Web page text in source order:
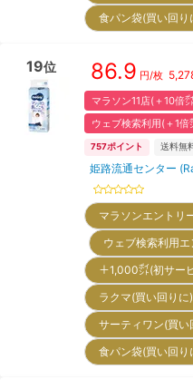
食パン袋(買い回
19位 86.9 円/枚
マラソン11店(＋10倍
ウェブ検索利用(＋1倍
757ポイント 送料無
姫路流通センター
マラソンエント
ウェブ検索利用
＋1,000㌽(初サ
ラクマ(買い回り
サーティワン(買
食パン袋(買い回